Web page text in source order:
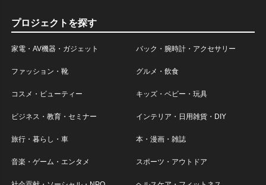
プロジェクトを探す
家電・AV機器・ガジェット バック・腕時計・アクセサリー
ファッション・靴 グルメ・飲食
コスメ・ビューティー キッズ・ベビー・玩具
ビジネス・教育・セミナー インテリア・日用雑貨・DIY
旅行・暮らし・車 本・漫画・雑誌
音楽・ゲーム・エンタメ スポーツ・アウトドア